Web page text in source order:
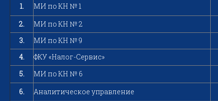
1.
МИ по КН № 1
2.
МИ по КН № 2
3.
МИ по КН № 9
4.
ФКУ «Налог-Сервис»
5.
МИ по КН № 6
6.
Аналитическое управление